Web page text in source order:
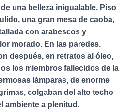
una belleza inigualable. Piso
una gran mesa de caoba,
con arabescos y
morado. En las paredes,
después, en retratos al óleo,
los miembros fallecidos de la
lámparas, de enorme
colgaban del alto techo
ambiente a plenitud.